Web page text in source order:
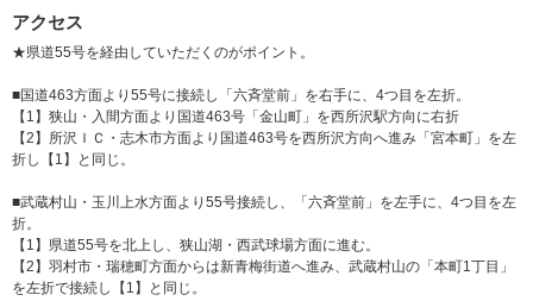
メンバー様無料でモーニングサービスを提供いたします。
※一般ユーザー様は1品200円となりますので、是非ご利用ください
ませ。
アクセス
★県道55号を経由していただくのがポイント。
■国道463方面より55号に接続し「六斉堂前」を右手に、4つ目を左折。
【1】狭山・入間方面より国道463号「金山町」を西所沢駅方向に右折
【2】所沢ＩＣ・志木市方面より国道463号を西所沢方向へ進み「宮本町」を左
折し【1】と同じ。
■武蔵村山・玉川上水方面より55号接続し、「六斉堂前」を左手に、4つ目を左
折。
【1】県道55号を北上し、狭山湖・西武球場方面に進む。
【2】羽村市・瑞穂町方面からは新青梅街道へ進み、武蔵村山の「本町1丁目」
を左折で接続し【1】と同じ。